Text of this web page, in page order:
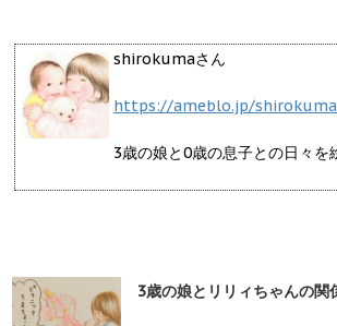
shirokumaさん
https://ameblo.jp/
3歳の娘と0歳の息子との日々を
3歳の娘とリリィちゃんの